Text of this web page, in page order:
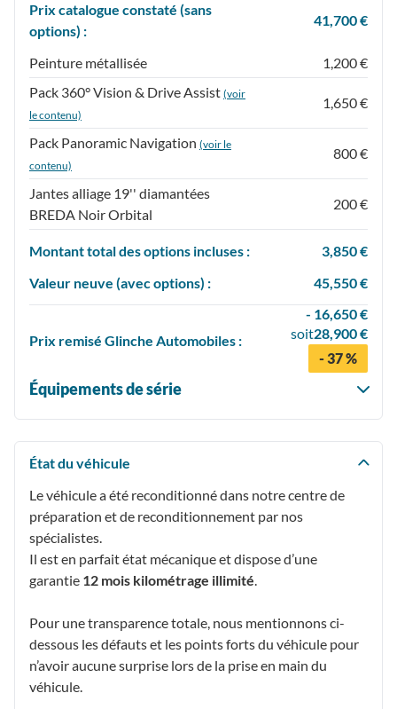
Prix catalogue constaté (sans
options) :
41,700 €
Peinture métallisée
1,200 €
Pack 360° Vision & Drive Assist (voir
le contenu)
1,650 €
Pack Panoramic Navigation (voir le
contenu)
800 €
Jantes alliage 19'' diamantées
BREDA Noir Orbital
200 €
Montant total des options incluses :
3,850 €
Valeur neuve (avec options) :
45,550 €
Prix remisé Glinche Automobiles :
- 16,650 €
soit28,900 €
- 37 %
Équipements de série
État du véhicule
Le véhicule a été reconditionné dans notre centre de
préparation et de reconditionnement par nos
spécialistes.
Il est en parfait état mécanique et dispose d’une
garantie 12 mois kilométrage illimité.
Pour une transparence totale, nous mentionnons ci-
dessous les défauts et les points forts du véhicule pour
n’avoir aucune surprise lors de la prise en main du
véhicule.